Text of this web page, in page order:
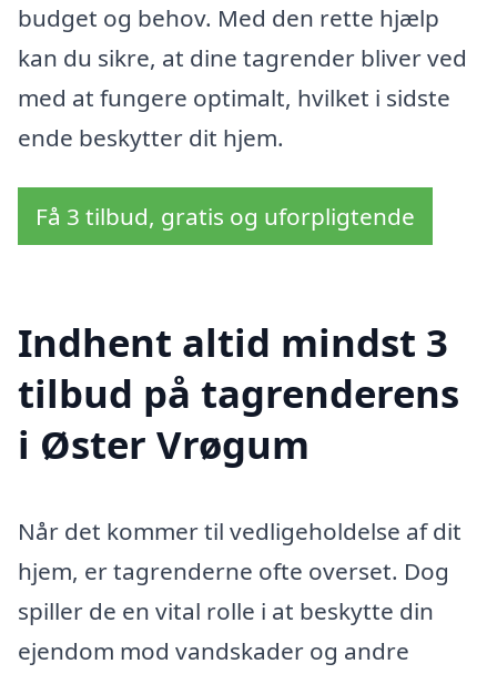
budget og behov. Med den rette hjælp
kan du sikre, at dine tagrender bliver ved
med at fungere optimalt, hvilket i sidste
ende beskytter dit hjem.
Få 3 tilbud, gratis og uforpligtende
Indhent altid mindst 3
tilbud på tagrenderens
i Øster Vrøgum
Når det kommer til vedligeholdelse af dit
hjem, er tagrenderne ofte overset. Dog
spiller de en vital rolle i at beskytte din
ejendom mod vandskader og andre